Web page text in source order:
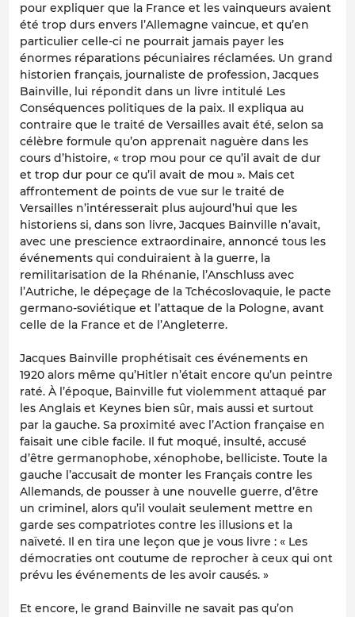
pour expliquer que la France et les vainqueurs avaient
été trop durs envers l’Allemagne vaincue, et qu’en
particulier celle-ci ne pourrait jamais payer les
énormes réparations pécuniaires réclamées. Un grand
historien français, journaliste de profession, Jacques
Bainville, lui répondit dans un livre intitulé Les
Conséquences politiques de la paix. Il expliqua au
contraire que le traité de Versailles avait été, selon sa
célèbre formule qu’on apprenait naguère dans les
cours d’histoire, « trop mou pour ce qu’il avait de dur
et trop dur pour ce qu’il avait de mou ». Mais cet
affrontement de points de vue sur le traité de
Versailles n’intéresserait plus aujourd’hui que les
historiens si, dans son livre, Jacques Bainville n’avait,
avec une prescience extraordinaire, annoncé tous les
événements qui conduiraient à la guerre, la
remilitarisation de la Rhénanie, l’Anschluss avec
l’Autriche, le dépeçage de la Tchécoslovaquie, le pacte
germano-soviétique et l’attaque de la Pologne, avant
celle de la France et de l’Angleterre.
Jacques Bainville prophétisait ces événements en
1920 alors même qu’Hitler n’était encore qu’un peintre
raté. À l’époque, Bainville fut violemment attaqué par
les Anglais et Keynes bien sûr, mais aussi et surtout
par la gauche. Sa proximité avec l’Action française en
faisait une cible facile. Il fut moqué, insulté, accusé
d’être germanophobe, xénophobe, belliciste. Toute la
gauche l’accusait de monter les Français contre les
Allemands, de pousser à une nouvelle guerre, d’être
un criminel, alors qu’il voulait seulement mettre en
garde ses compatriotes contre les illusions et la
naïveté. Il en tira une leçon que je vous livre : « Les
démocraties ont coutume de reprocher à ceux qui ont
prévu les événements de les avoir causés. »
Et encore, le grand Bainville ne savait pas qu’on